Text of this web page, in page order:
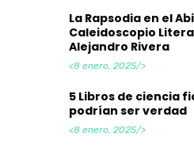
La Rapsodia en el
Caleidoscopio
Alejandro Rivera
<8 enero, 2025/>
5 Libros de ciencia
podrían ser verdad
<8 enero, 2025/>